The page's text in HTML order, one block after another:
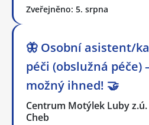
Zveřejněno: 5. srpna
🦋 Osobní asistent/
péči (obslužná péče)
možný ihned! 🤝
Centrum Motýlek Luby z.ú.
Cheb